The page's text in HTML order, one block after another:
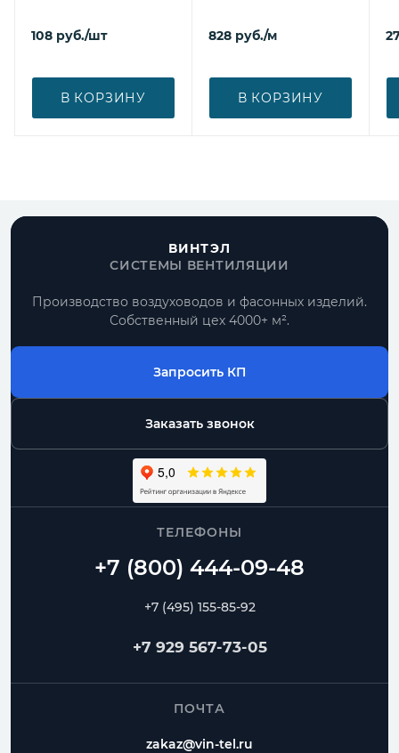
108 руб./шт
В КОРЗИНУ
828 руб./м
В КОРЗИНУ
ВИНТЭЛ
СИСТЕМЫ ВЕНТИЛЯЦИИ
Производство воздуховодов и фасонных изделий.
Собственный цех 4000+ м².
Запросить КП
Заказать звонок
ТЕЛЕФОНЫ
+7 (495) 155-85-92
+7 929 567-73-05
ПОЧТА
zakaz@vin-tel.ru